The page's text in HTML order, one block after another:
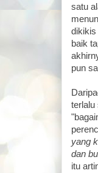
satu
dikikis
baik
pun
terlalu
yang
dan
itu